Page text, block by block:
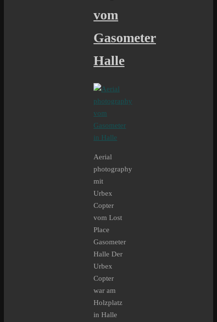
vom
Gasometer
Halle
Aerial
photography
mit
Urbex
Copter
vom Lost
Place
Gasometer
Halle Der
Urbex
Copter
war am
Holzplatz
in Halle